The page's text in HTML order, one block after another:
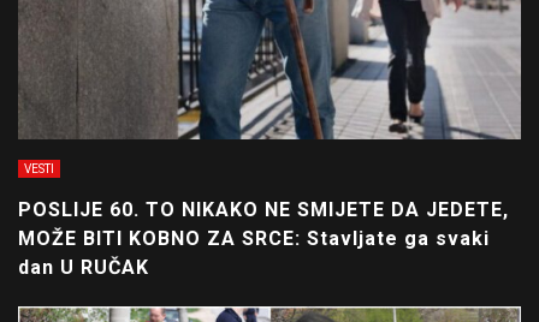
VESTI
POSLIJE 60. TO NIKAKO NE SMIJETE DA JEDETE,
MOŽE BITI KOBNO ZA SRCE: Stavljate ga svaki
dan U RUČAK